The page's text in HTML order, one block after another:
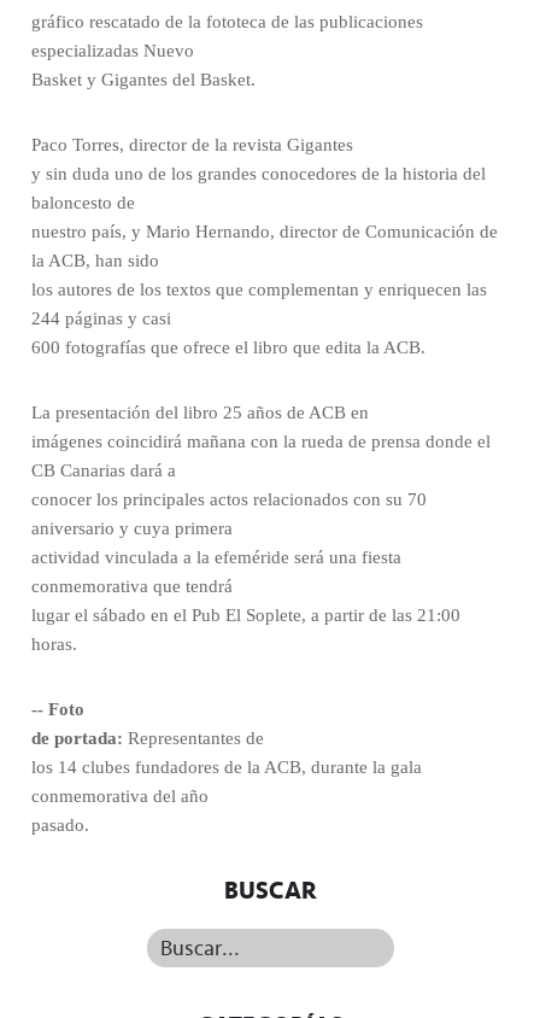
gráfico rescatado de la fototeca de las publicaciones
especializadas Nuevo
Basket y Gigantes del Basket.
Paco Torres, director de la revista Gigantes
y sin duda uno de los grandes conocedores de la historia del
baloncesto de
nuestro país, y Mario Hernando, director de Comunicación de
la ACB, han sido
los autores de los textos que complementan y enriquecen las
244 páginas y casi
600 fotografías que ofrece el libro que edita la ACB.
La presentación del libro 25 años de ACB en
imágenes coincidirá mañana con la rueda de prensa donde el
CB Canarias dará a
conocer los principales actos relacionados con su 70
aniversario y cuya primera
actividad vinculada a la efeméride será una fiesta
conmemorativa que tendrá
lugar el sábado en el Pub El Soplete, a partir de las 21:00
horas.
-- Foto
de portada: Representantes de
los 14 clubes fundadores de la ACB, durante la gala
conmemorativa del año
pasado.
BUSCAR
Buscar...